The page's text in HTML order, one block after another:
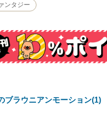
ンタジー
ブラウニアンモーション(1)